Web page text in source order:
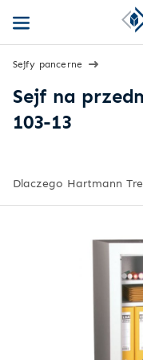
Sejfy pancerne
Sejf na
103-13
Dlaczego Hartmann